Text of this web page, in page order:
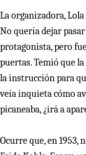
La organizadora,
No quería dejar
protagonista, pero
puertas. Temió que
la instrucción para
veía inquieta cómo
picaneaba, ¿irá a
Ocurre que, en 1953,